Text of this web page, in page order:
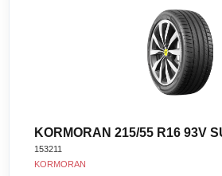
KORMORAN 215/55 R16 93V
153211
KORMORAN